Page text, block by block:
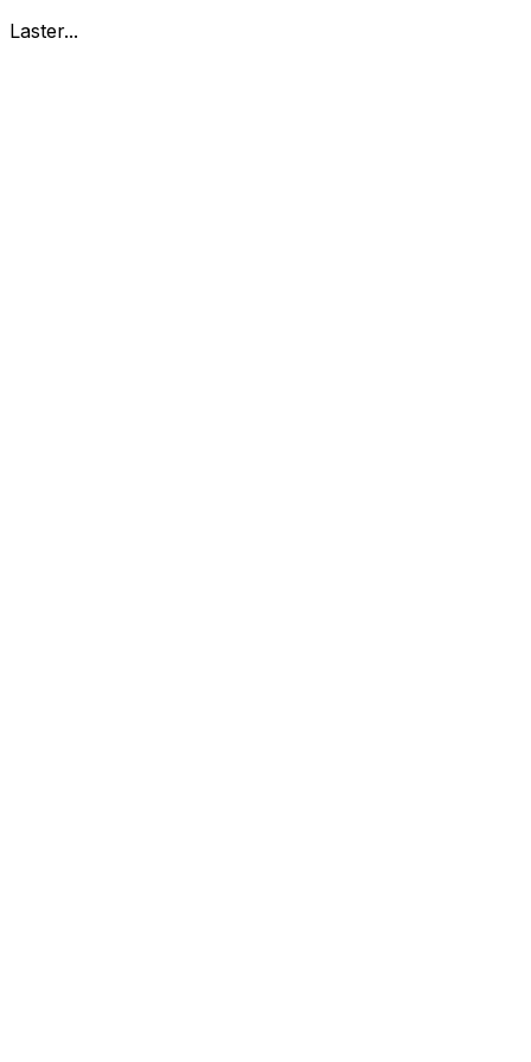
Laster...